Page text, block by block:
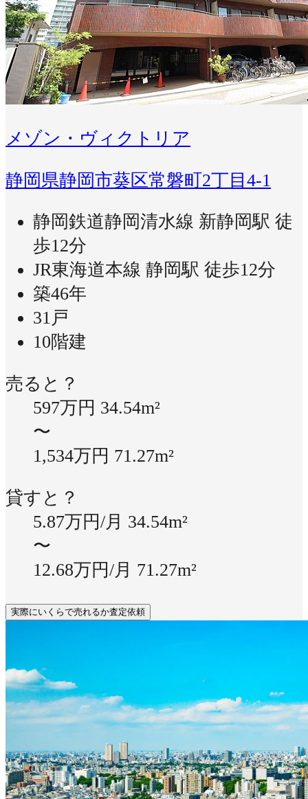
メゾン・ヴィクトリア
静岡県静岡市葵区常磐町2丁目4-1
静岡鉄道静岡清水線 新静岡駅 徒
歩12分
JR東海道本線 静岡駅 徒歩12分
築46年
31戸
10階建
売ると？
597万円 34.54m²
〜
1,534万円 71.27m²
貸すと？
5.87万円/月 34.54m²
〜
12.68万円/月 71.27m²
実際にいくらで売れるか査定依頼